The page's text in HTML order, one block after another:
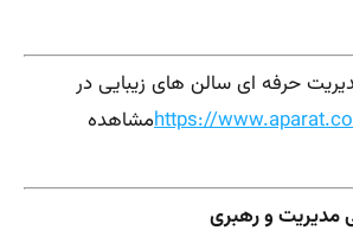
حرفه ای سالن های زیبایی در
https://مشاهده
مدیریت و رهبری